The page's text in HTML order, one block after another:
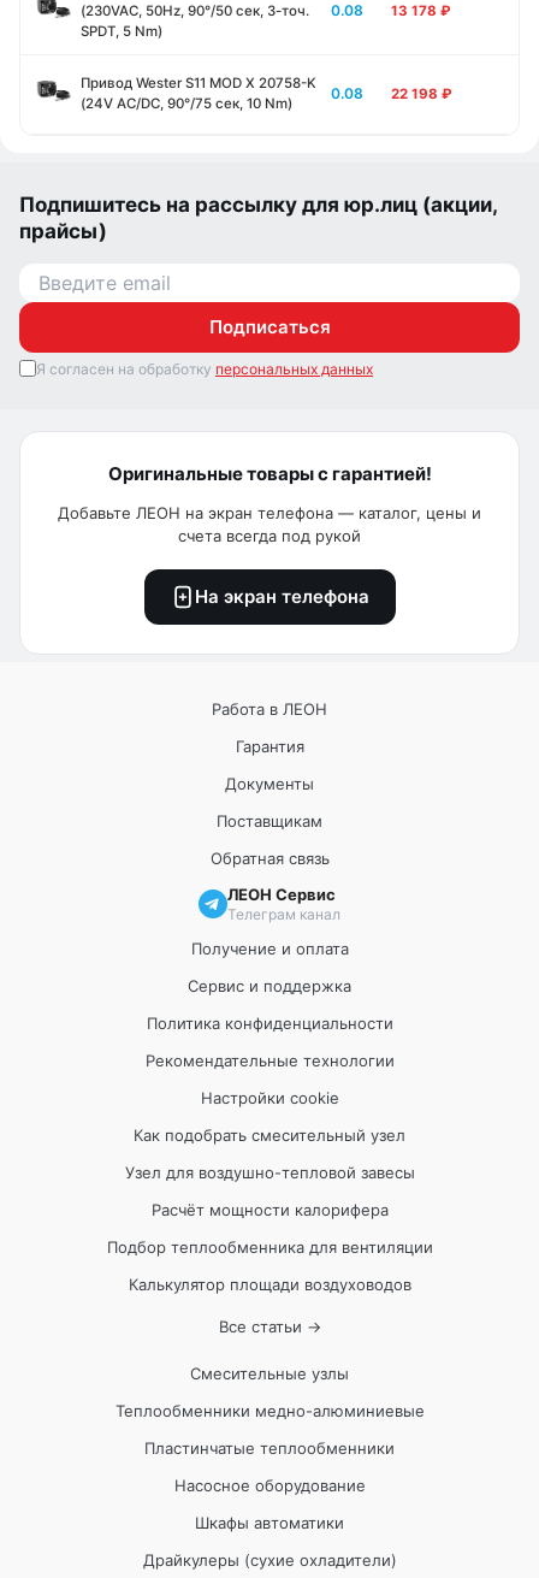
(230VAC, 50Hz, 90°/50 сек, 3-точ.
SPDT, 5 Nm)
0.08 13 178 ₽
Привод Wester S11 MOD X 20758-K
(24V AC/DC, 90°/75 сек, 10 Nm)
0.08 22 198 ₽
Подпишитесь на рассылку для юр.лиц (акции,
прайсы)
Подписаться
Я согласен на обработку персональных данных
Оригинальные товары с гарантией!
Добавьте ЛЕОН на экран телефона — каталог, цены и
счета всегда под рукой
На экран телефона
Работа в ЛЕОН
Гарантия
Документы
Поставщикам
Обратная связь
ЛЕОН Сервис
Телеграм канал
Получение и оплата
Сервис и поддержка
Политика конфиденциальности
Рекомендательные технологии
Настройки cookie
Как подобрать смесительный узел
Узел для воздушно-тепловой завесы
Расчёт мощности калорифера
Подбор теплообменника для вентиляции
Калькулятор площади воздуховодов
Все статьи →
Смесительные узлы
Теплообменники медно-алюминиевые
Пластинчатые теплообменники
Насосное оборудование
Шкафы автоматики
Драйкулеры (сухие охладители)